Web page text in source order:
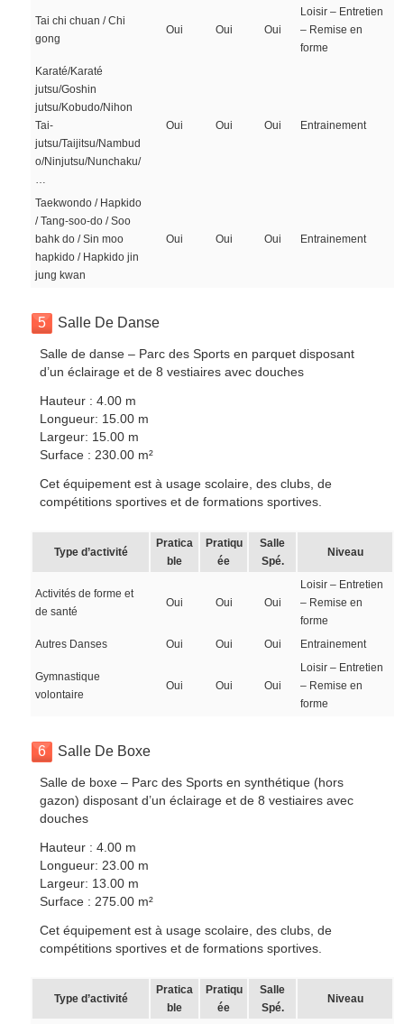
Tai chi chuan / Chi
gong
Oui Oui Oui
Loisir – Entretien
– Remise en
forme
Karaté/Karaté
jutsu/Goshin
jutsu/Kobudo/Nihon
Tai-
jutsu/Taijitsu/Nambud
o/Ninjutsu/Nunchaku/
…
Oui Oui Oui Entrainement
Taekwondo / Hapkido
/ Tang-soo-do / Soo
bahk do / Sin moo
hapkido / Hapkido jin
jung kwan
Oui Oui Oui Entrainement
5 Salle De Danse
Salle de danse – Parc des Sports en parquet disposant
d’un éclairage et de 8 vestiaires avec douches
Hauteur : 4.00 m
Longueur: 15.00 m
Largeur: 15.00 m
Surface : 230.00 m²
Cet équipement est à usage scolaire, des clubs, de
compétitions sportives et de formations sportives.
Type d’activité
Pratica
ble
Pratiqu
ée
Salle
Spé.
Niveau
Activités de forme et
de santé
Oui Oui Oui
Loisir – Entretien
– Remise en
forme
Autres Danses
Oui Oui Oui Entrainement
Gymnastique
volontaire
Oui Oui Oui
Loisir – Entretien
– Remise en
forme
6 Salle De Boxe
Salle de boxe – Parc des Sports en synthétique (hors
gazon) disposant d’un éclairage et de 8 vestiaires avec
douches
Hauteur : 4.00 m
Longueur: 23.00 m
Largeur: 13.00 m
Surface : 275.00 m²
Cet équipement est à usage scolaire, des clubs, de
compétitions sportives et de formations sportives.
Type d’activité
Pratica
ble
Pratiqu
ée
Salle
Spé.
Niveau